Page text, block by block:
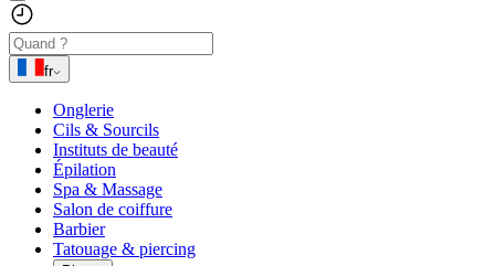
fr
Onglerie
Cils & Sourcils
Instituts de beauté
Épilation
Spa & Massage
Salon de coiffure
Barbier
Tatouage & piercing